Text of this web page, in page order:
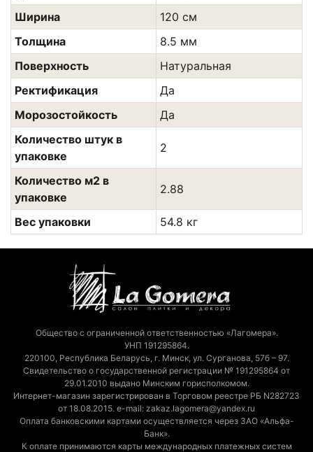
Ширина
120 см
Толщина
8.5 мм
Поверхность
Натуральная
Ректификация
Да
Морозостойкость
Да
Количество штук в
упаковке
2
Количество м2 в
упаковке
2.88
Вес упаковки 54.8 кг
Общество с ограниченной ответственностью «Лагомера».
УНП 191295864.
220100, Республика Беларусь, г. Минск, ул. Сурганова, 57б – 97.
Свидетельство о государственной регистрации № 191295864 от
29.01.2010 выдано Минским горисполкомом.
Интернет-магазин зарегистрирован в Торговом реестре РБ N282723
от 18.08.2015. e-mail: zakaz.lagomera@yandex.ru
Оплата банковскими картами осуществляется через ЗАО «Альфа-
Банк».
К оплате принимаются карты международных платежных систем